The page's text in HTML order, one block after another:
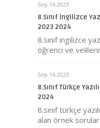
Sep 16 2023
8.Sınıf İngilizce
2023 2024
8.sınıf ingilizce
öğrenci ve
Sep 16 2023
8.Sınıf Türkçe
2024
8.sınıf türkçe
alan örnek